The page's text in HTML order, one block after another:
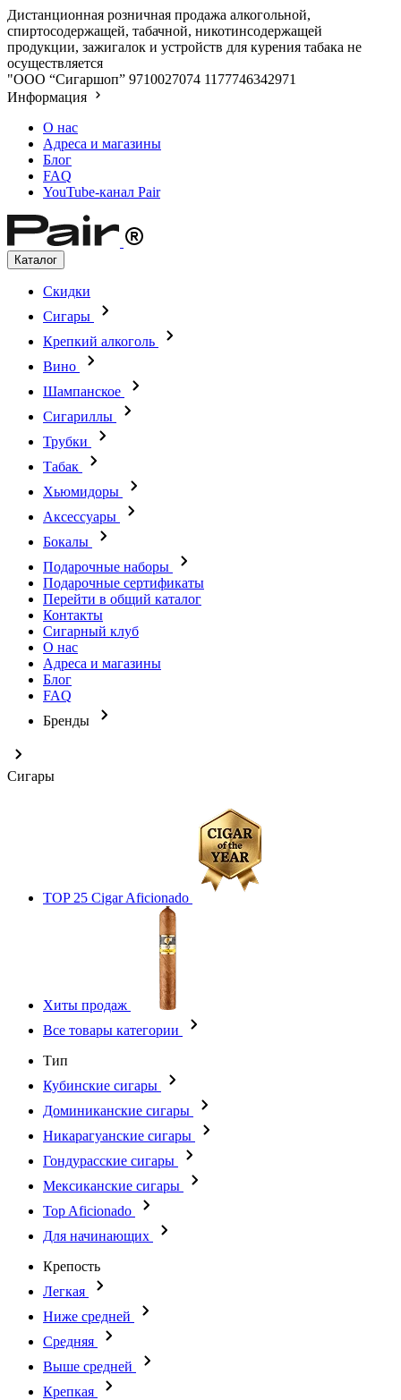
Дистанционная розничная продажа алкогольной,
спиртосодержащей, табачной, никотинсодержащей
продукции, зажигалок и устройств для курения табака не
осуществляется
"ООО “Сигаршоп” 9710027074 1177746342971
Информация
О нас
Адреса и магазины
Блог
FAQ
YouTube-канал Pair
Каталог
Скидки
Сигары
Крепкий алкоголь
Вино
Шампанское
Сигариллы
Трубки
Табак
Хьюмидоры
Аксессуары
Бокалы
Подарочные наборы
Подарочные сертификаты
Перейти в общий каталог
Контакты
Сигарный клуб
О нас
Адреса и магазины
Блог
FAQ
Бренды
Сигары
TOP 25 Cigar Aficionado
Хиты продаж
Все товары категории
Тип
Кубинские сигары
Доминиканские сигары
Никарагуанские сигары
Гондурасские сигары
Мексиканские сигары
Top Aficionado
Для начинающих
Крепость
Легкая
Ниже средней
Средняя
Выше средней
Крепкая